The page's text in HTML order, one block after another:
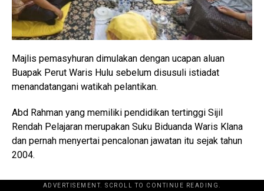
Majlis pemasyhuran dimulakan dengan ucapan aluan
Buapak Perut Waris Hulu sebelum disusuli istiadat
menandatangani watikah pelantikan.
Abd Rahman yang memiliki pendidikan tertinggi Sijil
Rendah Pelajaran merupakan Suku Biduanda Waris Klana
dan pernah menyertai pencalonan jawatan itu sejak tahun
2004.
ADVERTISEMENT. SCROLL TO CONTINUE READING.